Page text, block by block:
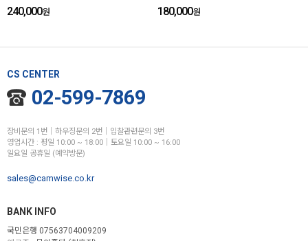
240,000원 180,000원
CS CENTER
02-599-7869
장비문의 1번│하우징문의 2번│입찰관련문의 3번
영업시간 : 평일 10:00 ~ 18:00│토요일 10:00 ~ 16:00
일요일 공휴일 (예약방문)
sales@camwise.co.kr
BANK INFO
국민은행 07563704009209